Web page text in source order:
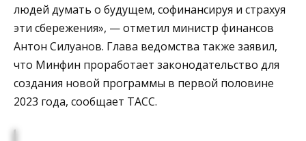
людей думать о будущем, софинансируя и страхуя
эти сбережения», — отметил министр финансов
Антон Силуанов. Глава ведомства также заявил,
что Минфин проработает законодательство для
создания новой программы в первой половине
2023 года, сообщает ТАСС.